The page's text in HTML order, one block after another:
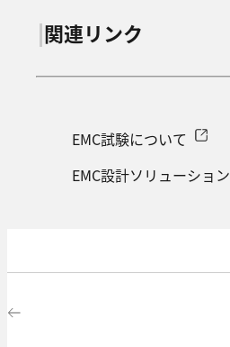
関連リンク
EMC試験について
EMC設計ソリューション